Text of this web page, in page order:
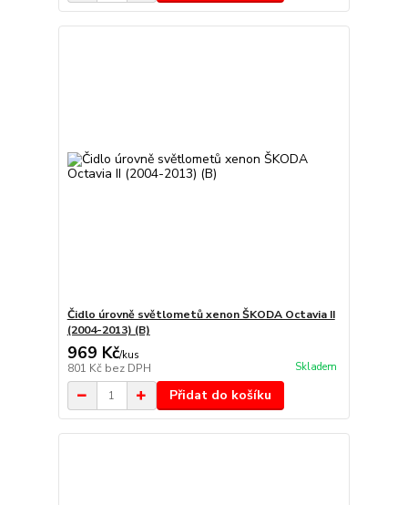
Čidlo úrovně světlometů xenon ŠKODA Octavia II
(2004-2013) (B)
969 Kč/kus
801 Kč bez DPH Skladem
Přidat do košíku